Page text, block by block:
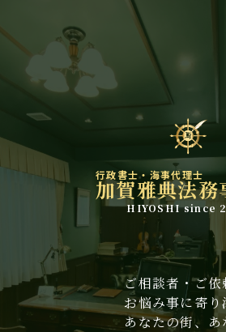
行政書士・海事代理士
加賀雅典法務
HIYOSHI since
ご相談者・ご
お悩み事に寄り
あなたの街、